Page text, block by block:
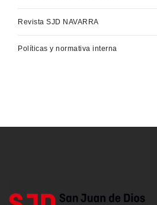
Revista SJD NAVARRA
Políticas y normativa interna